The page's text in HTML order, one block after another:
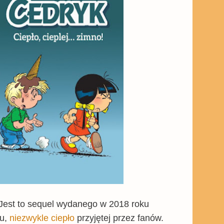
to sequel wydanego w 2018 roku
niezwykle ciepło przyjętej przez fanów.